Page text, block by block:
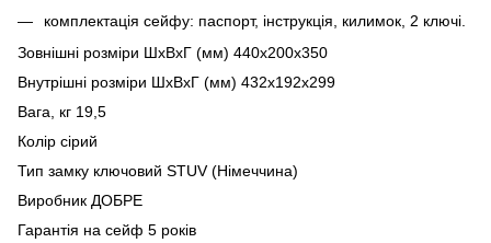
комплектація сейфу: паспорт, інструкція, килимок, 2 ключі.
Зовнішні розміри ШхВхГ (мм) 440х200х350
Внутрішні розміри ШхВхГ (мм) 432x192x299
Вага, кг 19,5
Колір сірий
Тип замку ключовий STUV (Німеччина)
Виробник ДОБРЕ
Гарантія на сейф 5 років